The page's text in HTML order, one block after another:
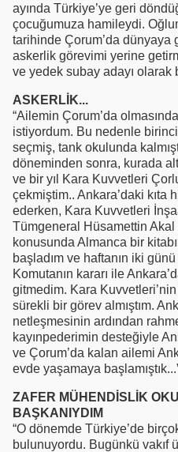
ayında Türkiye’ye geri
çocuğumuza hamileydi.
tarihinde Çorum’da dünyaya
askerlik görevimi yerine
ve yedek subay adayı olarak
ASKERLİK...
“Ailemin Çorum’da
istiyordum. Bu nedenle
seçmiş, tank okulunda
döneminden sonra, kurada
ve bir yıl Kara Kuvvetleri
çekmiştim.. Ankara’daki kıta
ederken, Kara Kuvvetleri
Tümgeneral Hüsamettin Akal
konusunda Almanca bir
başladım ve haftanın iki
Komutanın kararı ile
gitmedim. Kara
sürekli bir görev almıştım.
netleşmesinin ardından
kayınpederimin desteğiyle
ve Çorum’da kalan ailemi
evde yaşamaya
ZAFER MÜHENDİSLİK
BAŞKANIYDIM
“O dönemde Türkiye’de
bulunuyordu. Bugünkü vakıf